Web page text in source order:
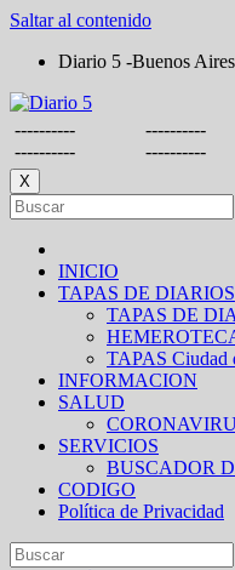
Saltar al contenido
Diario 5 -Buenos
----------
----------
----------
----------
X
INICIO
TAPAS DE DIARIOS
TAPAS DE
TAPAS Ciudad
INFORMACION
SALUD
SERVICIOS
BUSCADOR
CODIGO
Política de Privacidad